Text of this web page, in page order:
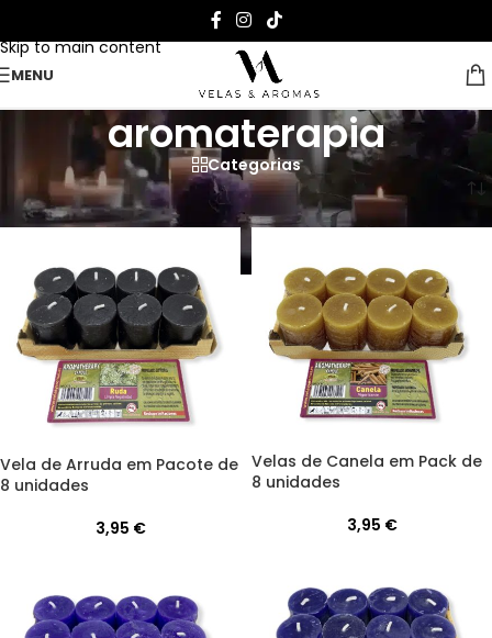
Skip to main content
MENU
aromaterapia
Categorias
Página Inicial>aromaterapia
Vela de Arruda em Pacote de
8 unidades
3,95 €
Velas de Canela em Pack de
8 unidades
3,95 €